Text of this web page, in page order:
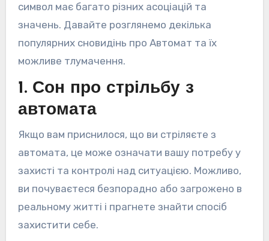
символ має багато різних асоціацій та
значень. Давайте розглянемо декілька
популярних сновидінь про Автомат та їх
можливе тлумачення.
1. Сон про стрільбу з
автомата
Якщо вам приснилося, що ви стріляєте з
автомата, це може означати вашу потребу у
захисті та контролі над ситуацією. Можливо,
ви почуваєтеся безпорадно або загрожено в
реальному житті і прагнете знайти спосіб
захистити себе.